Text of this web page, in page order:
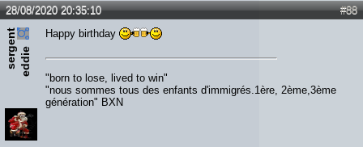
#88
28/08/2020 20:35:10
s
e
rg
e
n
t
e
d
d
ie
Happy birthday
"born to lose, lived to win"
"nous sommes tous des enfants d'immigrés.1ère, 2ème,3ème
génération" BXN